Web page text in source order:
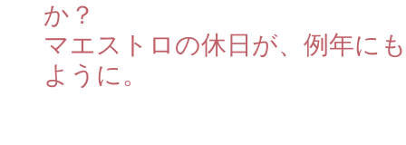
か？
マエストロの休日が、例年に
ように。